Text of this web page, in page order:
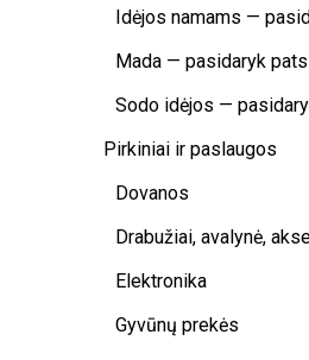
Idėjos namams —
Mada — pasidaryk pats
Sodo idėjos —
Pirkiniai ir paslaugos
Dovanos
Drabužiai, avalynė,
Elektronika
Gyvūnų prekės